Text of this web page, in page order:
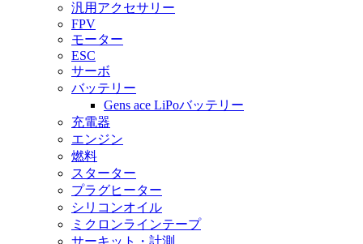
汎用アクセサリー
FPV
モーター
ESC
サーボ
バッテリー
Gens ace LiPoバッテリー
充電器
エンジン
燃料
スターター
プラグヒーター
シリコンオイル
ミクロンラインテープ